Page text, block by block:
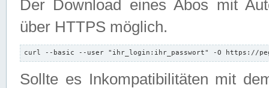
Der Download eines Abos mit
über HTTPS möglich.
curl --basic --user "ihr_login:ihr_passwort" -O https://
Sollte es Inkompatibilitäten mit